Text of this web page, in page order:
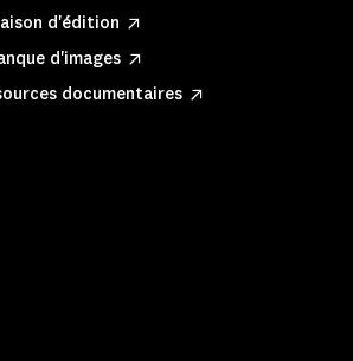
d'édition
d'images
documentaires